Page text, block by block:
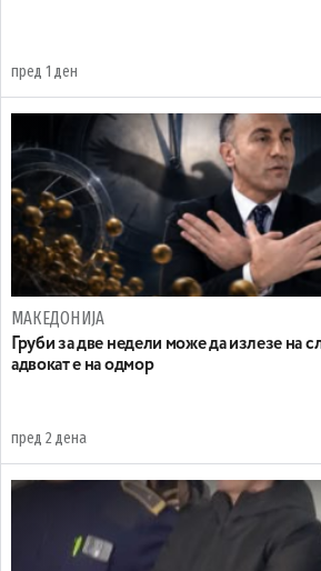
пред 1 ден
МАКЕДОНИЈА
Груби за две недели може да излезе на
адвокат е на одмор
пред 2 дена